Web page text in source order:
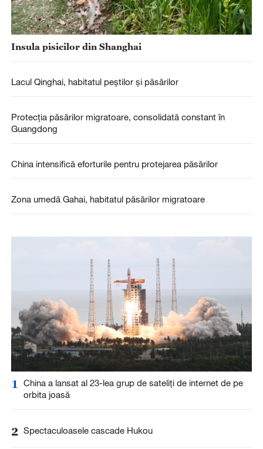
Insula pisicilor din Shanghai
Lacul Qinghai, habitatul peștilor și păsărilor
Protecția păsărilor migratoare, consolidată constant în
Guangdong
China intensifică eforturile pentru protejarea păsărilor
Zona umedă Gahai, habitatul păsărilor migratoare
1
China a lansat al 23-lea grup de sateliți de internet de pe
orbita joasă
2 Spectaculoasele cascade Hukou